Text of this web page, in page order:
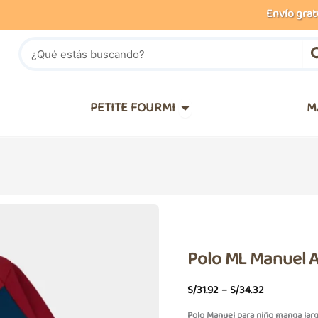
Envío
PETITE FOURMI Abrir PETITE FOURMI
Polo ML Manuel
S/31.92 –S/34.32Price